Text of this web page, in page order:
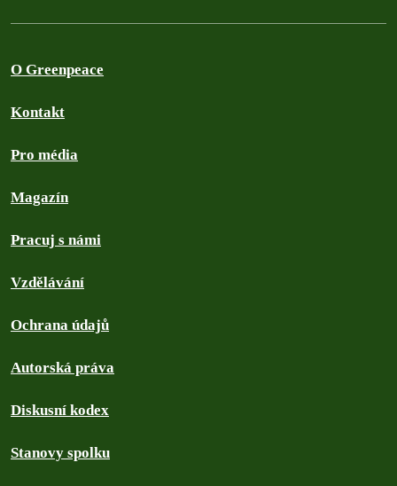
O Greenpeace
Kontakt
Pro média
Magazín
Pracuj s námi
Vzdělávání
Ochrana údajů
Autorská práva
Diskusní kodex
Stanovy spolku